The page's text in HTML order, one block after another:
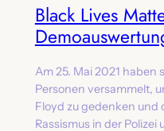
Black Lives
Am 25. Mai 2021 haben
Personen versammelt,
Floyd zu gedenken und
Rassismus in der